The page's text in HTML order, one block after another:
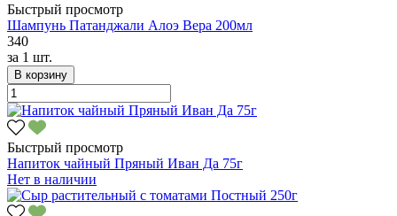
Быстрый просмотр
Шампунь Патанджали Алоэ Вера 200мл
340
за 1 шт.
В корзину
Быстрый просмотр
Напиток чайный Пряный Иван Да 75г
Нет в наличии